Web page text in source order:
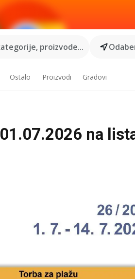
proizvode...
Ostalo Proizvodi Gradovi
na